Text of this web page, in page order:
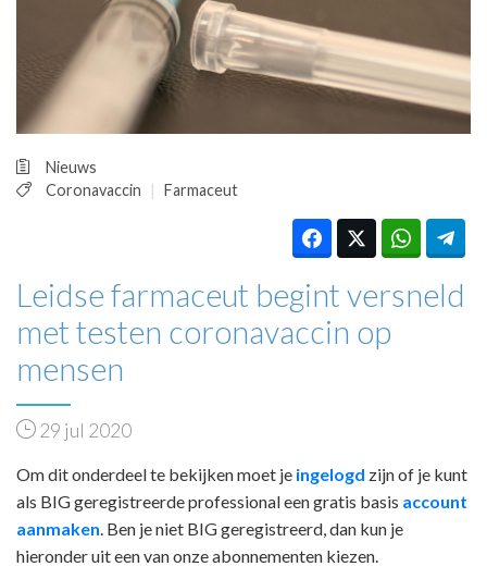
PRAKTIJKZAKEN
TARIEVEN
VPHUISARTSEN
MEDISCHE VAKHANDEL
REGISTRATIE
Nieuws
Coronavaccin
Farmaceut
Leidse farmaceut begint versneld
met testen coronavaccin op
mensen
29 jul 2020
Om dit onderdeel te bekijken moet je ingelogd zijn of je kunt
als BIG geregistreerde professional een gratis basis account
aanmaken . Ben je niet BIG geregistreerd, dan kun je
hieronder uit een van onze abonnementen kiezen.